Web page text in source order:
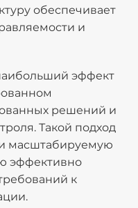
обеспечивает
и
эффект
решений и
Такой подход
и масштабируемую
эффективно
к